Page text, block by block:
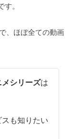
。
、ほぼ全ての動画
メシリーズは
も知りたい